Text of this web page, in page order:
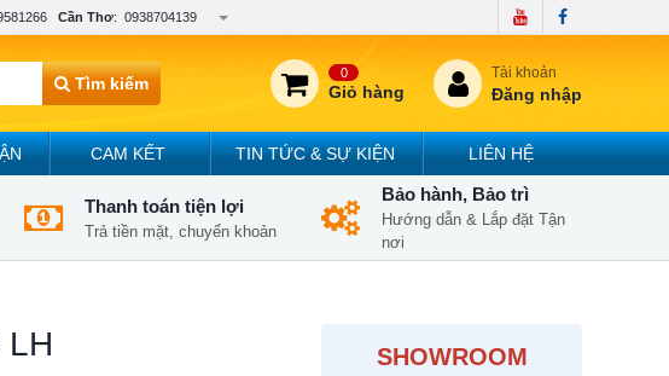
Cần Thơ: 0938704139
Tìm kiếm
0
Giỏ hàng
Tài khoản
Đăng nhập
CAM KẾT TIN TỨC & SỰ KIỆN LIÊN HỆ
Thanh toán tiện lợi
Trả tiền mặt, chuyển khoản
Bảo hành, Bảo trì
Hướng dẫn & Lắp đặt Tận
nơi
SHOWROOM